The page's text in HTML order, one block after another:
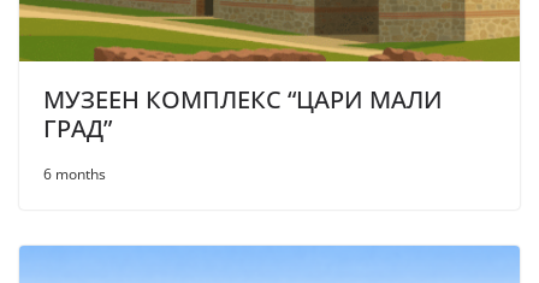
МУЗЕЕН КОМПЛЕКС “ЦАРИ МАЛИ
ГРАД”
6 months